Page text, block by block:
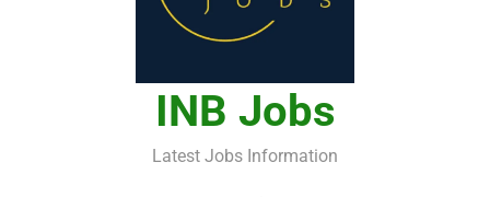
INB Jobs
Latest Jobs Information